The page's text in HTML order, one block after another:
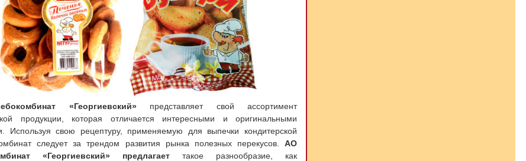
«Георгиевский»представляет свой ассортимент
продукции, которая отличается интересными и оригинальными
Используя свою рецептуру, применяемую для выпечки кондитерской
следует за трендом развития рынка полезных перекусов. АО
«Георгиевский» предлагает такое разнообразие, как